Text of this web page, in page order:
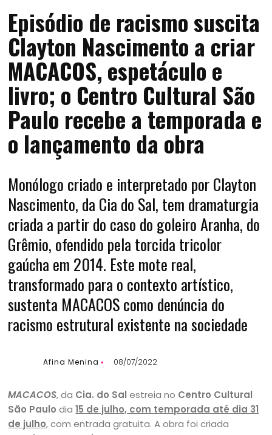
Episódio de racismo suscita
Clayton Nascimento a criar
MACACOS, espetáculo e
livro; o Centro Cultural São
Paulo recebe a temporada e
o lançamento da obra
Monólogo criado e interpretado por Clayton
Nascimento, da Cia do Sal, tem dramaturgia
criada a partir do caso do goleiro Aranha, do
Grêmio, ofendido pela torcida tricolor
gaúcha em 2014. Este mote real,
transformado para o contexto artístico,
sustenta MACACOS como denúncia do
racismo estrutural existente na sociedade
Afina Menina 08/07/2022
MACACOS, da Cia. do Sal estreia no Centro Cultural
São Paulo dia15 de julho, com temporada até dia 31
de julho, com entrada gratuita. A obra foi criada